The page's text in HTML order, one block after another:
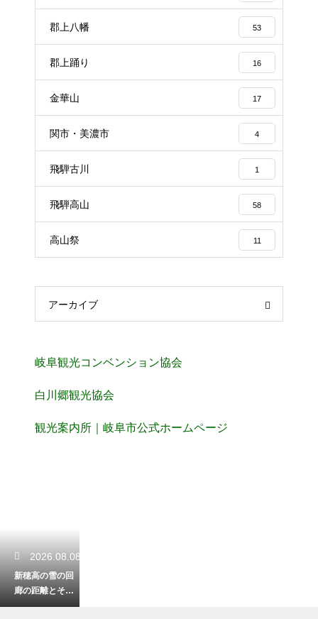
郡上八幡 53
郡上踊り 16
金華山 17
関市・美濃市 4
飛騨古川 1
飛騨高山 58
高山祭 11
アーカイブ
岐阜観光コンベンション協会
白川郷観光協会
観光案内所｜岐阜市公式ホームページ
2026.08.08
新穂高の雪の回
廊の距離とその
場所はどこ？春